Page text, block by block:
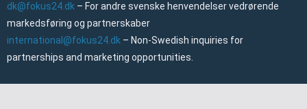
dk@fokus24.dk – For andre svenske henvendelser vedrørende
markedsføring og partnerskaber
international@fokus24.dk – Non-Swedish inquiries for
partnerships and marketing opportunities.